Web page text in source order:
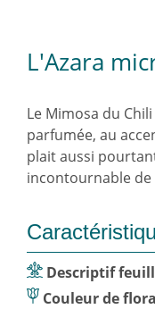
L'Azara
Le Mimosa du
parfumée, au
plait aussi
incontournable de
Descriptif
Couleur de